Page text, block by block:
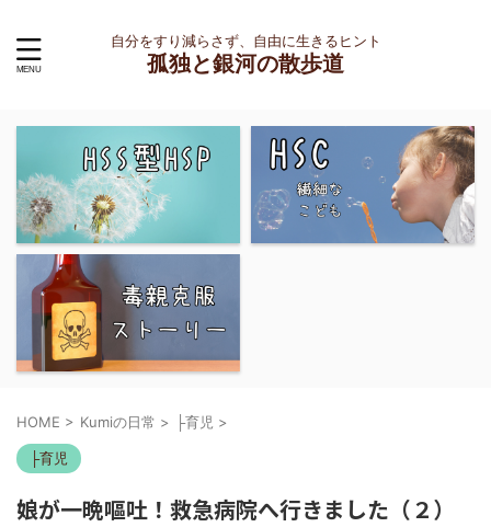
自分をすり減らさず、自由に生きるヒント
孤独と銀河の散歩道
HOME > Kumiの日常 > ├育児 >
├育児
娘が一晩嘔吐！救急病院へ行きました（２）